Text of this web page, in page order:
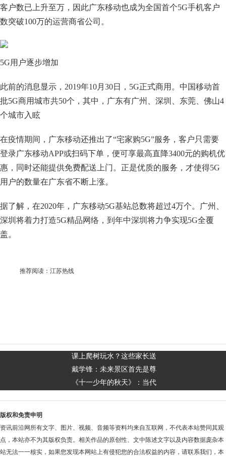
客户数已上升至万，因此广东移动也成为全国首个5G手机客户
数突破100万的运营商省公司。
5G用户逐步增加
此前的消息显示，2019年10月30日，5G正式商用。中国移动首
批5G商用城市共50个，其中，广东有广州、深圳、东莞、佛山4
个城市入眩
在疫情期间，广东移动还推出了“宅家购5G”服务，客户只需要
登录广东移动APP或扫码下单，便可享最高直降3400元的购机优
惠，同时还能提供免费配送上门。正是优质的服务，才使得5G
用户的数量在广东省不断上涨。
据了解，在2020年，广东移动5G基站总数将超过4万个。广州、
深圳将着力打造5G精品网络，到年中深圳将力争实现5G全覆
盖。
推荐阅读： 江苏热线
课上爬树玩水？这些家长送
戴学锋：未来景区首先是尊
《十一少年的秋天》：当代
版权和免责申明
资讯前沿网所有文字、图片、视频、音频等资料均来自互联网，不代表本站赞同其观
点，本站亦不为其版权负责。相关作品的原创性、文中陈述文字以及内容数据庞杂本
站无法一一核实，如果您发现本网站上有侵犯您的合法权益的内容，请联系我们，本